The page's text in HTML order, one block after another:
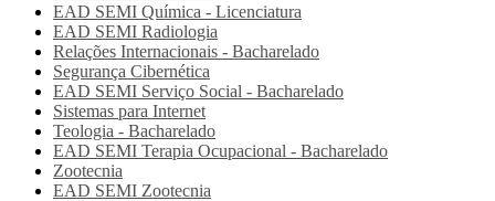
EAD SEMI Química - Licenciatura
EAD SEMI Radiologia
Relações Internacionais - Bacharelado
Segurança Cibernética
EAD SEMI Serviço Social - Bacharelado
Sistemas para Internet
Teologia - Bacharelado
EAD SEMI Terapia Ocupacional - Bacharelado
Zootecnia
EAD SEMI Zootecnia